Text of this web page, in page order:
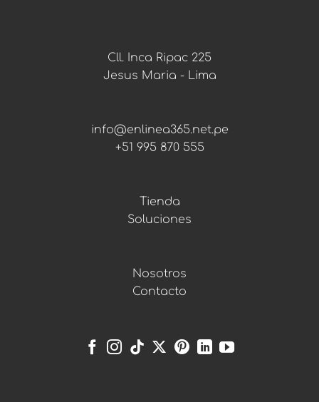
Cll. Inca Ripac 225
Jesus Maria - Lima
info@enlinea365.net.pe
+51 995 870 555
Tienda
Soluciones
Nosotros
Contacto